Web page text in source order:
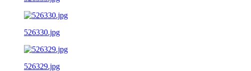
526330.jpg
526329.jpg